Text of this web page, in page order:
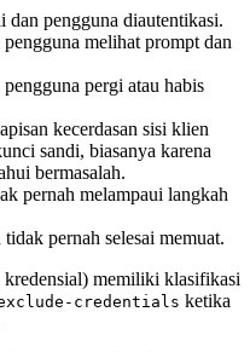
dan pengguna diautentikasi.
pengguna melihat prompt dan
pengguna pergi atau habis
kecerdasan sisi klien
sandi, biasanya karena
bermasalah.
pernah melampaui langkah
pernah selesai memuat.
kredensial) memiliki klasifikasi
credentials ketika